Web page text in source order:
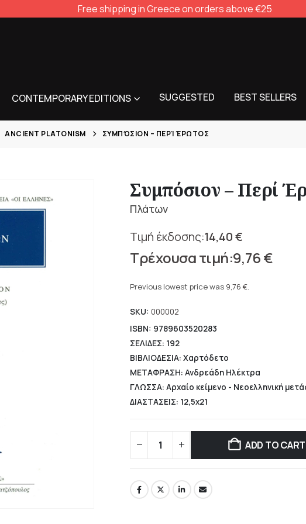
Free shipping in Greece on orders above €25
CONTEMPORARY EDITIONS SUGGESTED BEST SELLERS
ANCIENT PLATONISM ΣΥΜΠΌΣΙΟΝ – ΠΕΡΊ ΈΡΩΤΟΣ
Συμπόσιον – Περί
Πλάτων
14,40€
Original
price
was:
14,40 €.
9,76€
price
9,76 €.
Previous lowest price was 9,76 €.
SKU: 000002
ISBN: 9789603520283
ΣΕΛΙΔΕΣ: 192
ΒΙΒΛΙΟΔΕΣΙΑ: Χαρτόδετο
ΜΕΤΑΦΡΑΣΗ: Ανδρεάδη Ηλέκτρα
ΓΛΩΣΣΑ: Αρχαίο κείμενο - Νεοελληνική
ΔΙΑΣΤΑΣΕΙΣ: 12,5x21
ADD TO CART